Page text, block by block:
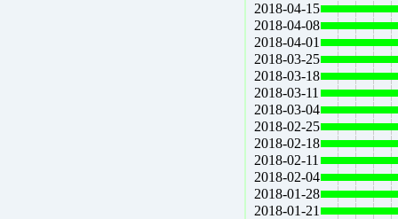
2018-04-15
2018-04-08
2018-04-01
2018-03-25
2018-03-18
2018-03-11
2018-03-04
2018-02-25
2018-02-18
2018-02-11
2018-02-04
2018-01-28
2018-01-21